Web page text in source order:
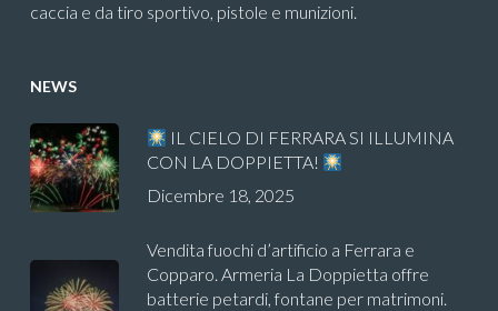
caccia e da tiro sportivo, pistole e munizioni.
NEWS
IL CIELO DI FERRARA SI ILLUMINA
CON LA DOPPIETTA!
Dicembre 18, 2025
Vendita fuochi d’artificio a Ferrara e
Copparo. Armeria La Doppietta offre
batterie petardi, fontane per matrimoni.